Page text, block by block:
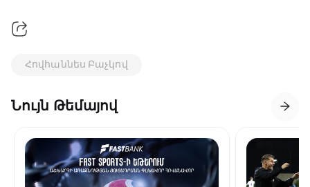
Հովհաննես Բաչկով
Նույն Թեմայով